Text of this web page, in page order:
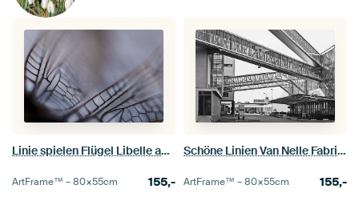
Linie spielen Flügel Libelle abstrakt.
ArtFrame™ –80×55cm 155,-
Schöne Linien Van Nelle Fabrik Rotterdam.
ArtFrame™ –80×55cm 155,-